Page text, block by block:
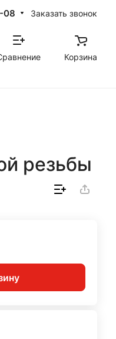
08 Заказать звонок
Корзина
резьбы